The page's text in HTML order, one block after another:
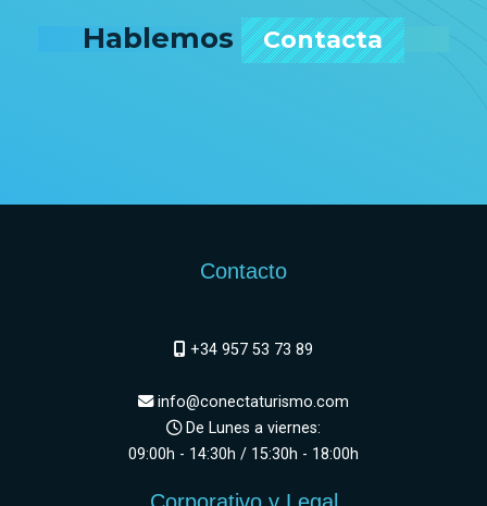
Hablemos Contacta
Contacto
+34 957 53 73 89
info@conectaturismo.com
De Lunes a viernes:
09:00h - 14:30h / 15:30h - 18:00h